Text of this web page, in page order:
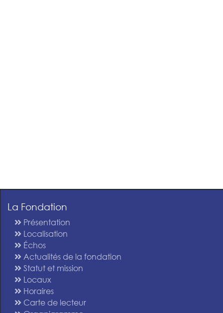
La Fondation
Présentation
Localisation
Échos
Actualités de la fondation
Statut et mission
Locaux
Horaires
Carte de lecteur